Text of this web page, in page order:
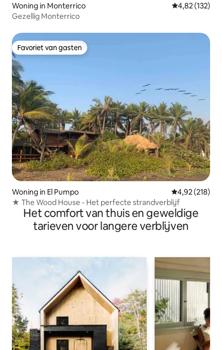
Woning in Monterrico Gemiddelde
4,82 (132)
Gezellig Monterrico
Favoriet van gasten
Favoriet van gasten
Woning in El Pumpo Gemiddelde
4,92 (218)
★ The Wood House - Het perfecte strandverblijf
Het comfort van thuis en geweldige
tarieven voor langere verblijven